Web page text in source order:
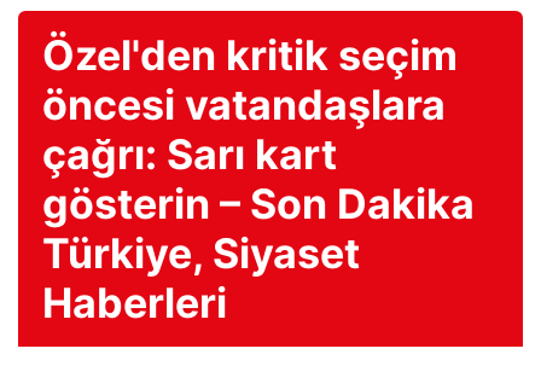
Özel'den kritik seçim
öncesi vatandaşlara
çağrı: Sarı kart
gösterin – Son Dakika
Türkiye, Siyaset
Haberleri